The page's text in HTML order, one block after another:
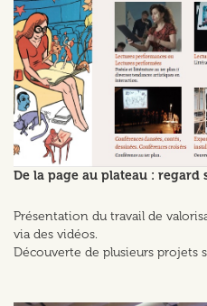
De la page au plateau :
Présentation du travail de
via des vidéos.
Découverte de plusieurs projets